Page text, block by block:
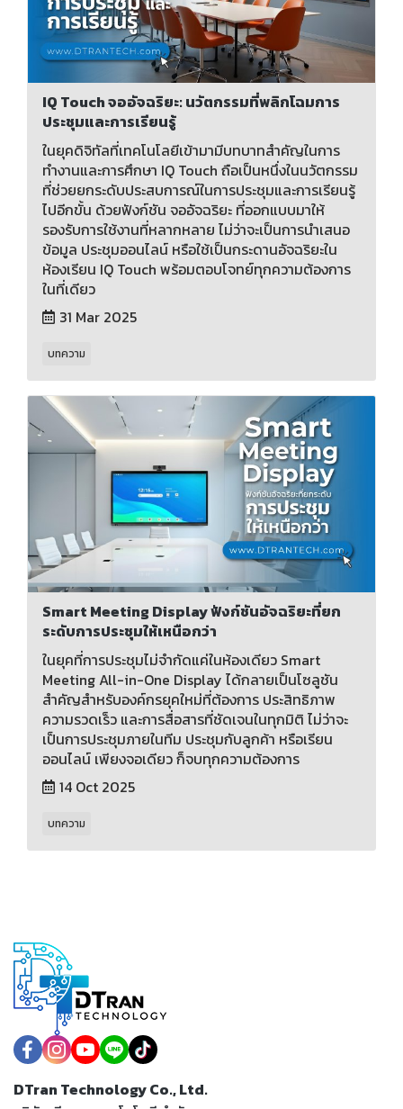
IQ Touch จออัจฉริยะ: นวัตกรรมที่พลิกโฉมการ
ประชุมและการเรียนรู้
ในยุคดิจิทัลที่เทคโนโลยีเข้ามามีบทบาทสำคัญในการ
ทำงานและการศึกษา IQ Touch ถือเป็นหนึ่งในนวัตกรรม
ที่ช่วยยกระดับประสบการณ์ในการประชุมและการเรียนรู้
ไปอีกขั้น ด้วยฟังก์ชัน จออัจฉริยะ ที่ออกแบบมาให้
รองรับการใช้งานที่หลากหลาย ไม่ว่าจะเป็นการนำเสนอ
ข้อมูล ประชุมออนไลน์ หรือใช้เป็นกระดานอัจฉริยะใน
ห้องเรียน IQ Touch พร้อมตอบโจทย์ทุกความต้องการ
ในที่เดียว
31 Mar 2025
บทความ
Smart Meeting Display ฟังก์ชันอัจฉริยะที่ยก
ระดับการประชุมให้เหนือกว่า
ในยุคที่การประชุมไม่จำกัดแค่ในห้องเดียว Smart
Meeting All-in-One Display ได้กลายเป็นโซลูชัน
สำคัญสำหรับองค์กรยุคใหม่ที่ต้องการ ประสิทธิภาพ
ความรวดเร็ว และการสื่อสารที่ชัดเจนในทุกมิติ ไม่ว่าจะ
เป็นการประชุมภายในทีม ประชุมกับลูกค้า หรือเรียน
ออนไลน์ เพียงจอเดียว ก็จบทุกความต้องการ
14 Oct 2025
บทความ
DTran Technology Co., Ltd.